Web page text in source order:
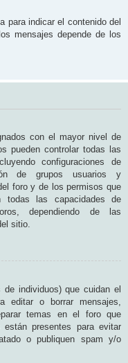
para indicar el contenido del
mensajes depende de los
con el mayor nivel de
pueden controlar todas las
configuraciones de
de grupos usuarios y
foro y de los permisos que
las capacidades de
dependiendo de las
sitio.
de individuos) que cuidan el
o borrar mensajes,
temas en el foro que
están presentes para evitar
o publiquen spam y/o